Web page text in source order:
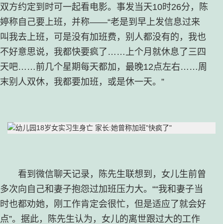
双方约定到时可一起看电影。事发当天10时26分，陈
婷称自己要上班，并称——“老是到早上发信息过来
叫我去上班，可是没有加班费，别人都没有的，我也
不好意思说，我都快要疯了……上个月就休息了三四
天吧……前几个星期每天都加，最晚12点左右……周
末别人双休，我都要加班，或是休一天。”
看到微信聊天记录，陈先生联想到，女儿生前曾
多次向自己和妻子抱怨过加班压力大。““我和妻子当
时也都劝她，刚工作肯定会很忙，但是适应了就会好
点”。据此，陈先生认为，女儿的离世跟过大的工作